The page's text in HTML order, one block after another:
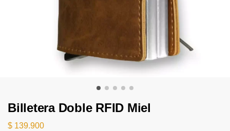
Billetera Doble RFID Miel
$ 139.900